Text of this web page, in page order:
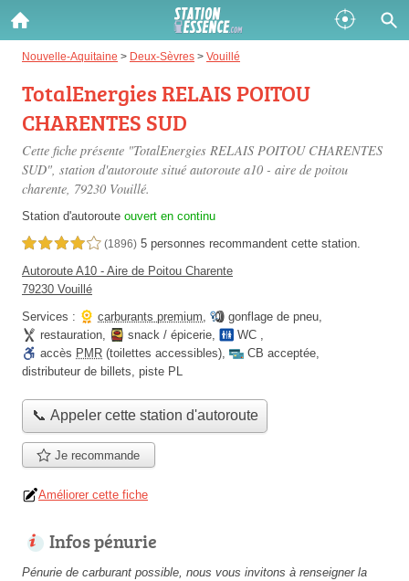
Nouvelle-Aquitaine > Deux-Sèvres > Vouillé
TotalEnergies RELAIS POITOU
CHARENTES SUD
Cette fiche présente "TotalEnergies RELAIS POITOU CHARENTES
SUD", station d'autoroute situé autoroute a10 - aire de poitou
charente, 79230 Vouillé.
Station d'autoroute ouvert en continu
4,0 étoiles sur 5 (1896) 5 personnes recommandent cette station.
Autoroute A10 - Aire de Poitou Charente
79230 Vouillé
Services :
carburants premium, gonflage de pneu,
restauration, snack / épicerie, WC ,
accès PMR (toilettes accessibles), CB acceptée,
distributeur de billets, piste PL
📞 Appeler cette station d'autoroute
Je recommande
Améliorer cette fiche
Infos pénurie
Pénurie de carburant possible, nous vous invitons à renseigner la
Gazole :
Disponible Épuisé
SP 98 :
Disponible Épuisé
Disponible Épuisé